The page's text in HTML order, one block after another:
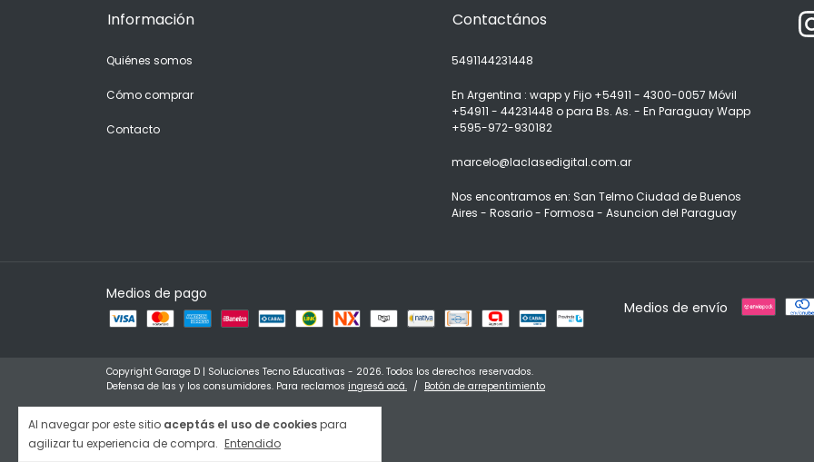
Al navegar por este sitio aceptás el uso de cookiespara
agilizar tu experiencia de compra. Entendido
Información
Quiénes somos
Cómo comprar
Contacto
Contactános
5491144231448
En Argentina : wapp y Fijo +54911 - 4300-0057 Móvil
+54911 - 44231448 o para Bs. As. - En Paraguay Wapp
+595-972-930182
marcelo@laclasedigital.com.ar
Nos encontramos en: San Telmo Ciudad de Buenos
Aires - Rosario - Formosa - Asuncion del Paraguay
Medios de pago
Medios de envío
Copyright Garage D | Soluciones Tecno Educativas - 2026. Todos los derechos reservados.
Defensa de las y los consumidores. Para reclamos ingresá acá. / Botón de arrepentimiento